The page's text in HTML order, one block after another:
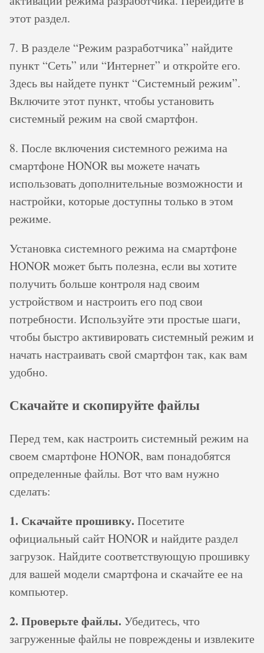
этот раздел.
7. В разделе “Режим разработчика” найдите
пункт “Сеть” или “Интернет” и откройте его.
Здесь вы найдете пункт “Системный режим”.
Включите этот пункт, чтобы установить
системный режим на свой смартфон.
8. После включения системного режима на
смартфоне HONOR вы можете начать
использовать дополнительные возможности и
настройки, которые доступны только в этом
режиме.
Установка системного режима на смартфоне
HONOR может быть полезна, если вы хотите
получить больше контроля над своим
устройством и настроить его под свои
потребности. Используйте эти простые шаги,
чтобы быстро активировать системный режим и
начать настраивать свой смартфон так, как вам
удобно.
Скачайте и скопируйте файлы
Перед тем, как настроить системный режим на
своем смартфоне HONOR, вам понадобятся
определенные файлы. Вот что вам нужно
сделать:
1. Скачайте прошивку. Посетите
официальный сайт HONOR и найдите раздел
загрузок. Найдите соответствующую прошивку
для вашей модели смартфона и скачайте ее на
компьютер.
2. Проверьте файлы. Убедитесь, что
загруженные файлы не повреждены и извлеките